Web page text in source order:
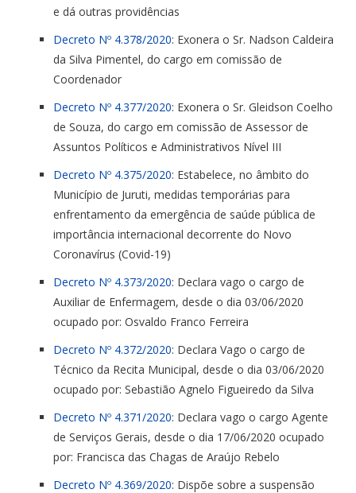
e dá outras providências
Decreto Nº 4.378/2020: Exonera o Sr. Nadson Caldeira
da Silva Pimentel, do cargo em comissão de
Coordenador
Decreto Nº 4.377/2020: Exonera o Sr. Gleidson Coelho
de Souza, do cargo em comissão de Assessor de
Assuntos Políticos e Administrativos Nível III
Decreto Nº 4.375/2020: Estabelece, no âmbito do
Município de Juruti, medidas temporárias para
enfrentamento da emergência de saúde pública de
importância internacional decorrente do Novo
Coronavírus (Covid-19)
Decreto Nº 4.373/2020: Declara vago o cargo de
Auxiliar de Enfermagem, desde o dia 03/06/2020
ocupado por: Osvaldo Franco Ferreira
Decreto Nº 4.372/2020: Declara Vago o cargo de
Técnico da Recita Municipal, desde o dia 03/06/2020
ocupado por: Sebastião Agnelo Figueiredo da Silva
Decreto Nº 4.371/2020: Declara vago o cargo Agente
de Serviços Gerais, desde o dia 17/06/2020 ocupado
por: Francisca das Chagas de Araújo Rebelo
Decreto Nº 4.369/2020: Dispõe sobre a suspensão